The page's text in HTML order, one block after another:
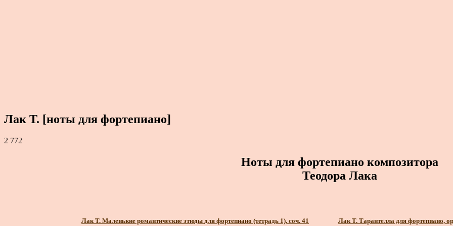
Лак Т. [ноты для фортепиано]
2 772
Ноты для фортепиано композитора
Теодора Лака
Лак Т. Маленькие романтические этюды для фортепиано (тетрадь 1), соч. 41 Лак Т. Тарантелла для фортепиано,